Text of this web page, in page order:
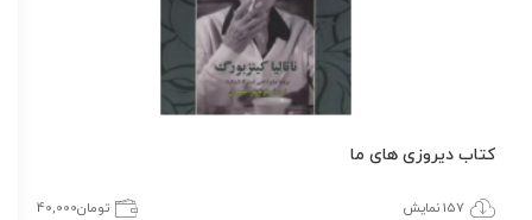
کتاب دیروزی های ما
157 نمایش تومان40,000